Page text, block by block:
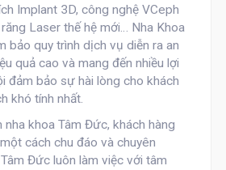
Implant 3D, công nghệ VCeph
Laser thế hệ mới… Nha Khoa
bảo quy trình dịch vụ diễn ra an
quả cao và mang đến nhiều lợi
đảm bảo sự hài lòng cho khách
khó tính nhất.​
nha khoa Tâm Đức, khách hàng
cách chu đáo và chuyên
Đức luôn làm việc với tâm